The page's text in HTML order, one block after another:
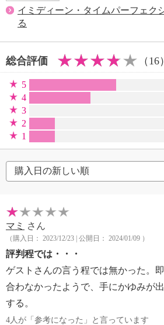
イミディーン・タイムパーフェク
る
総合評価 （16）
5
4
3
2
1
マミ さん
（購入日： 2023/12/23 | 公開日： 2024/01/09 ）
評判程では・・・
ゲストさんの言う程では無かった。
合わなかったようで、手にかゆみが
する。
4人が「参考になった」と言っています